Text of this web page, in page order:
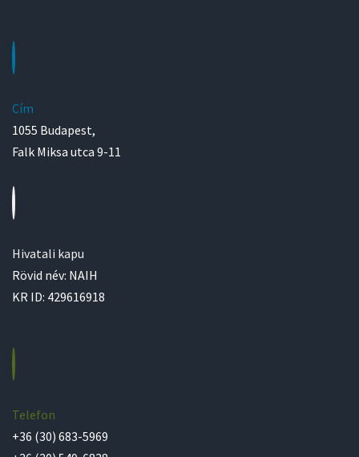
Cím
1055 Budapest,
Falk Miksa utca 9-11
Hivatali kapu
Rövid név: NAIH
KR ID: 429616918
Telefon
+36 (30) 683-5969